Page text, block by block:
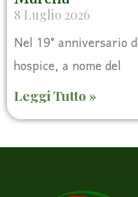
8 Luglio 2026
Nel 19° anniversario
hospice, a nome del
Leggi Tutto »